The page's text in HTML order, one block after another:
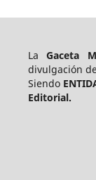
LaGaceta
divulgación
Siendo
Editorial.